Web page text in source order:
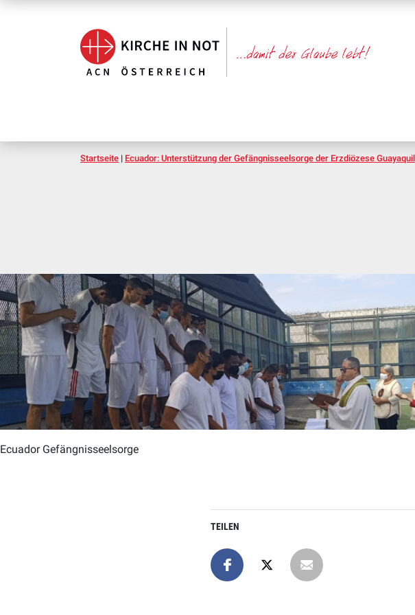
Startseite | Ecuador: Unterstützung der Gefängnisseelsorge der Erzdiözese Guayaquil
Ecuador Gefängnisseelsorge
TEILEN